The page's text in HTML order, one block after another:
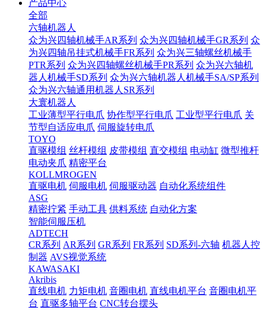
产品中心
全部
六轴机器人
众为兴四轴机械手AR系列 众为兴四轴机械手GR系列 众
为兴四轴吊挂式机械手FR系列 众为兴三轴螺丝机械手
PTR系列 众为兴四轴螺丝机械手PR系列 众为兴六轴机
器人机械手SD系列 众为兴六轴机器人机械手SA/SP系列
众为兴六轴通用机器人SR系列
大寰机器人
工业薄型平行电爪 协作型平行电爪 工业型平行电爪 关
节型自适应电爪 伺服旋转电爪
TOYO
直驱模组 丝杆模组 皮带模组 直交模组 电动缸 微型推杆
电动夹爪 精密平台
KOLLMROGEN
直驱电机 伺服电机 伺服驱动器 自动化系统组件
ASG
精密拧紧 手动工具 供料系统 自动化方案
智能伺服压机
ADTECH
CR系列 AR系列 GR系列 FR系列 SD系列-六轴 机器人控
制器 AVS视觉系统
KAWASAKI
Akribis
直线电机 力矩电机 音圈电机 直线电机平台 音圈电机平
台 直驱多轴平台 CNC转台摆头